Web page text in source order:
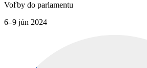
Voľby do parlamentu
6–9 jún 2024